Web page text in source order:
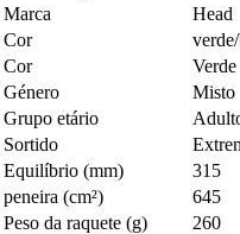
Marca
Head
Cor
Cor
Verde
Género
Misto
Grupo etário
Sortido
Equilíbrio (mm)
315
peneira (cm²)
645
Peso da raquete (g)
260